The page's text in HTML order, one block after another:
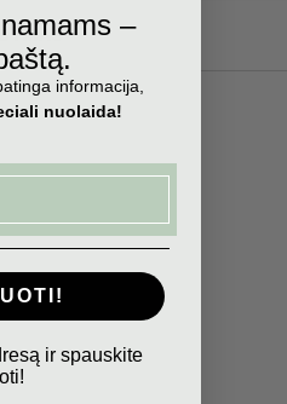
–
informacija,
nuolaida!
ir spauskite